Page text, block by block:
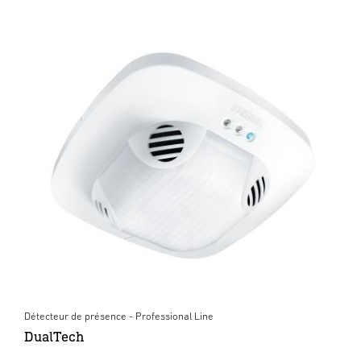
Détecteur de présence - Professional Line
DualTech